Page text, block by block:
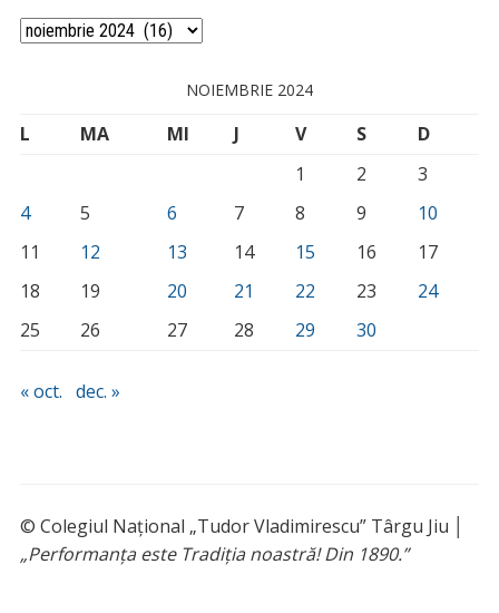
Arhivă
NOIEMBRIE 2024
L MA MI J V S
D
1
2
3
4
5 6 7 8 9
10
11
12 13 14 15 16
17
18
19 20 21 22 23
24
25
26 27 28 29 30
« oct. dec. »
© Colegiul Național „Tudor Vladimirescu” Târgu Jiu │
„Performanța este Tradiția noastră! Din 1890.”